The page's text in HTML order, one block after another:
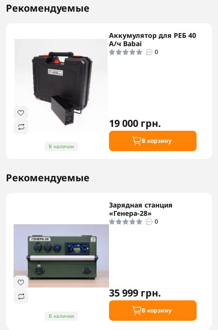
Рекомендуемые
В наличии
Аккумулятор для РЕБ 40
А/ч Babai
0
19 000 грн.
В корзину
Рекомендуемые
В наличии
Зарядная станция
«Генера-28»
0
35 999 грн.
В корзину